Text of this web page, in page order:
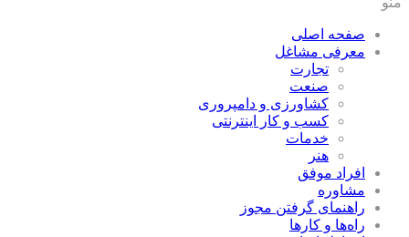
صفحه اصلی
معرفی مشاغل
تجارت
صنعت
كشاورزی و دامپروری
كسب و كار اينترنتی
خدمات
هنر
افراد موفق
مشاوره
راهنمای گرفتن مجوز
راه‌ها و كارها